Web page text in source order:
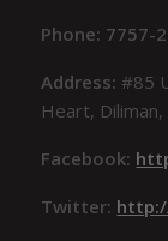
Phone: 7757-
Address:#85
Heart,
Facebook:
Twitter: